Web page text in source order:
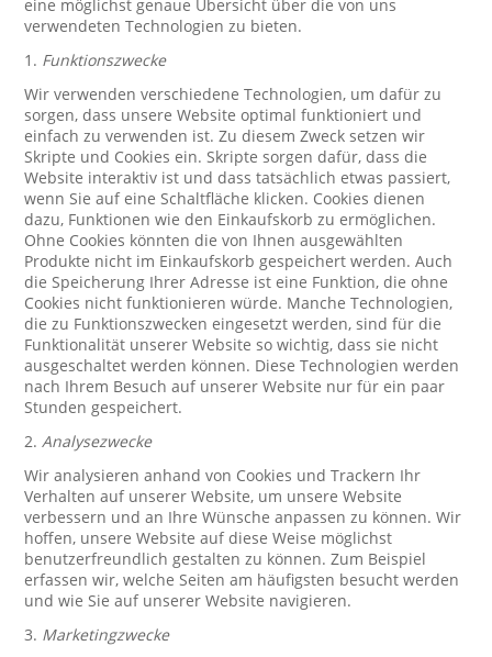
eine möglichst genaue Übersicht über die von uns
verwendeten Technologien zu bieten.
1. Funktionszwecke
Wir verwenden verschiedene Technologien, um dafür zu
sorgen, dass unsere Website optimal funktioniert und
einfach zu verwenden ist. Zu diesem Zweck setzen wir
Skripte und Cookies ein. Skripte sorgen dafür, dass die
Website interaktiv ist und dass tatsächlich etwas passiert,
wenn Sie auf eine Schaltfläche klicken. Cookies dienen
dazu, Funktionen wie den Einkaufskorb zu ermöglichen.
Ohne Cookies könnten die von Ihnen ausgewählten
Produkte nicht im Einkaufskorb gespeichert werden. Auch
die Speicherung Ihrer Adresse ist eine Funktion, die ohne
Cookies nicht funktionieren würde. Manche Technologien,
die zu Funktionszwecken eingesetzt werden, sind für die
Funktionalität unserer Website so wichtig, dass sie nicht
ausgeschaltet werden können. Diese Technologien werden
nach Ihrem Besuch auf unserer Website nur für ein paar
Stunden gespeichert.
2.Analysezwecke
Wir analysieren anhand von Cookies und Trackern Ihr
Verhalten auf unserer Website, um unsere Website
verbessern und an Ihre Wünsche anpassen zu können. Wir
hoffen, unsere Website auf diese Weise möglichst
benutzerfreundlich gestalten zu können. Zum Beispiel
erfassen wir, welche Seiten am häufigsten besucht werden
und wie Sie auf unserer Website navigieren.
3. Marketingzwecke